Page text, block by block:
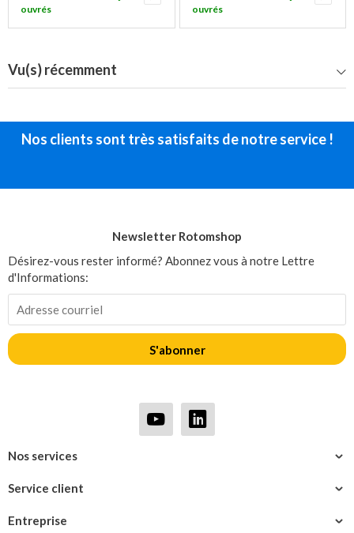
ouvrés
ouvrés
Vu(s) récemment
Nos clients sont très satisfaits de notre service !
Entreprise
Service client
Nos services
Newsletter Rotomshop
Désirez-vous rester informé? Abonnez vous à notre Lettre
d'Informations:
S'abonner